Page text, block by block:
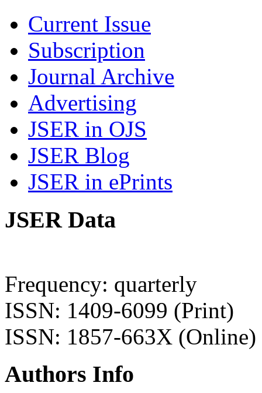
Current Issue
Subscription
Journal Archive
Advertising
JSER in OJS
JSER Blog
JSER in ePrints
JSER Data
Frequency: quarterly
ISSN: 1409-6099 (Print)
ISSN: 1857-663X (Online)
Authors Info